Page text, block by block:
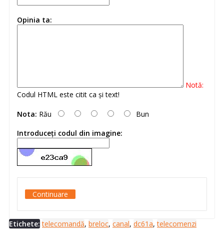
Opinia ta:
Notă:
Codul HTML este citit ca şi text!
Nota: Rău
Bun
Introduceţi codul din imagine:
Continuare
Etichete: telecomandă, breloc, canal, dc61a,telecomenzi